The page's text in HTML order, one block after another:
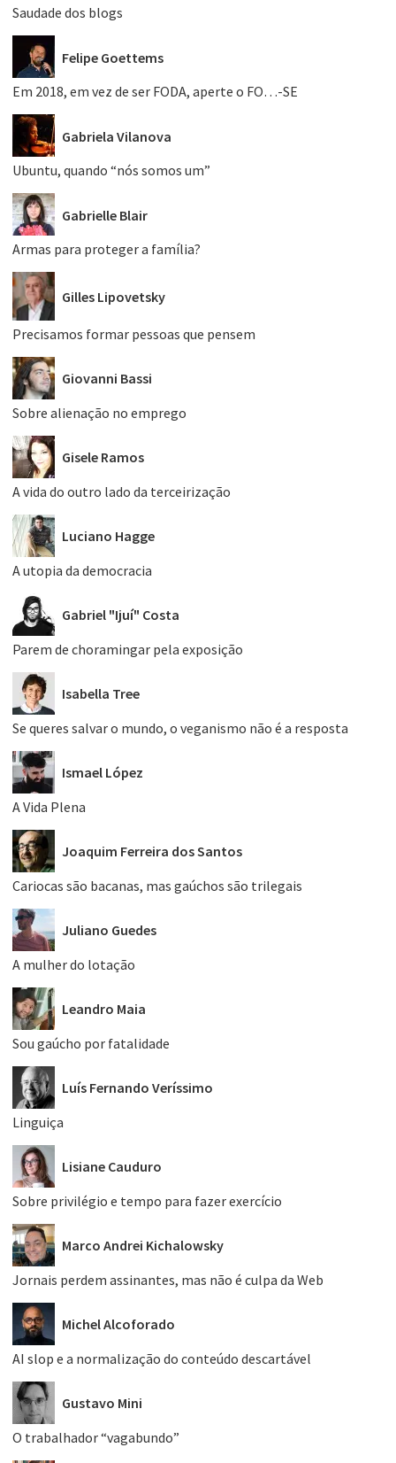
Saudade dos blogs
Felipe Goettems
Em 2018, em vez de ser FODA, aperte o FO…-SE
Gabriela Vilanova
Ubuntu, quando “nós somos um”
Gabrielle Blair
Armas para proteger a família?
Gilles Lipovetsky
Precisamos formar pessoas que pensem
Giovanni Bassi
Sobre alienação no emprego
Gisele Ramos
A vida do outro lado da terceirização
Luciano Hagge
A utopia da democracia
Gabriel "Ijuí" Costa
Parem de choramingar pela exposição
Isabella Tree
Se queres salvar o mundo, o veganismo não é a resposta
Ismael López
A Vida Plena
Joaquim Ferreira dos Santos
Cariocas são bacanas, mas gaúchos são trilegais
Juliano Guedes
A mulher do lotação
Leandro Maia
Sou gaúcho por fatalidade
Luís Fernando Veríssimo
Linguiça
Lisiane Cauduro
Sobre privilégio e tempo para fazer exercício
Marco Andrei Kichalowsky
Jornais perdem assinantes, mas não é culpa da Web
Michel Alcoforado
AI slop e a normalização do conteúdo descartável
Gustavo Mini
O trabalhador “vagabundo”